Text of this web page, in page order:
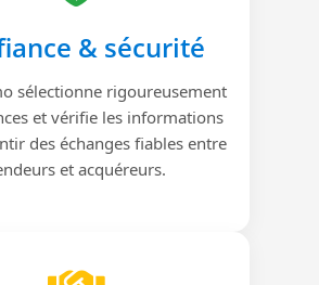
& sécurité
sélectionne rigoureusement
et vérifie les informations
des échanges fiables entre
et acquéreurs.